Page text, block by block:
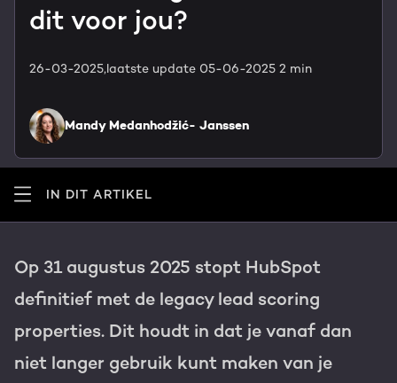
Marketing automation
Content & design
WEBSITE SERVICES
HubSpot websites
HubSpot partner
Awards
PORTAL REVIEW
Haal alles uit je HubSpot licentie
Gratis portal scan
dit voor jou?
26-03-2025,laatste update 05-06-2025 2 min
Mandy Medanhodžić- Janssen
IN DIT ARTIKEL
Op 31 augustus 2025 stopt HubSpot
definitief met de legacy lead scoring
properties. Dit houdt in dat je vanaf dan
niet langer gebruik kunt maken van je